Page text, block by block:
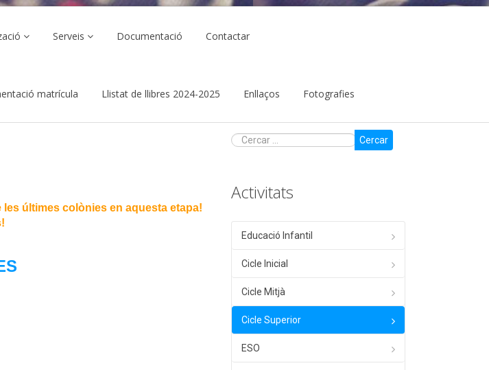
Serveis Documentació Contactar
matrícula Llistat de llibres 2024-2025 Enllaços Fotografies
últimes colònies en aquesta etapa!
Cercar
Activitats
Educació Infantil
Cicle Inicial
Cicle Mitjà
Cicle Superior
ESO